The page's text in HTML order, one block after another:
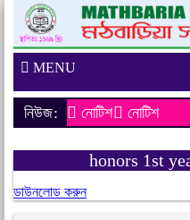
MENU
নিউজ: নোটিশ
নোটিশ
honors 1st
ডাউনলোড করুন